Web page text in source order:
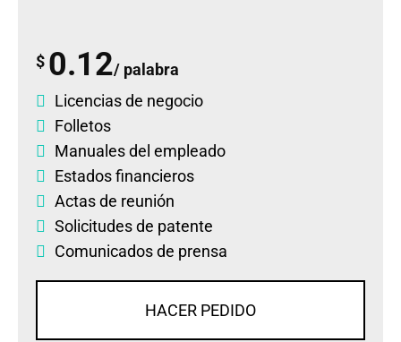
$ 0.12/ palabra
Licencias de negocio
Folletos
Manuales del empleado
Estados financieros
Actas de reunión
Solicitudes de patente
Comunicados de prensa
HACER PEDIDO